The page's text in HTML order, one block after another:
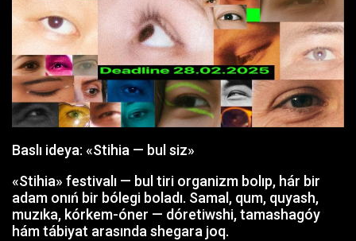
Baslı ideya: «Stihia — bul siz»
«Stihia» festivalı — bul tiri organizm bolıp, hár bir
adam onıń bir bólegi boladı. Samal, qum, quyash,
muzıka, kórkem-óner — dóretiwshi, tamashagóy
hám tábiyat arasında shegara joq.